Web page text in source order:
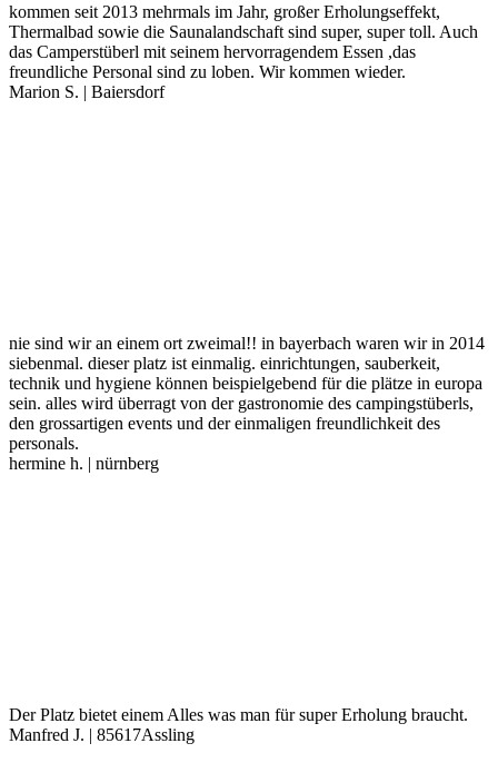
kommen seit 2013 mehrmals im Jahr, großer Erholungseffekt,
Thermalbad sowie die Saunalandschaft sind super, super toll. Auch
das Camperstüberl mit seinem hervorragendem Essen ,das
freundliche Personal sind zu loben. Wir kommen wieder.
Marion S. | Baiersdorf
nie sind wir an einem ort zweimal!! in bayerbach waren wir in 2014
siebenmal. dieser platz ist einmalig. einrichtungen, sauberkeit,
technik und hygiene können beispielgebend für die plätze in europa
sein. alles wird überragt von der gastronomie des campingstüberls,
den grossartigen events und der einmaligen freundlichkeit des
personals.
hermine h. | nürnberg
Der Platz bietet einem Alles was man für super Erholung braucht.
Manfred J. | 85617Assling